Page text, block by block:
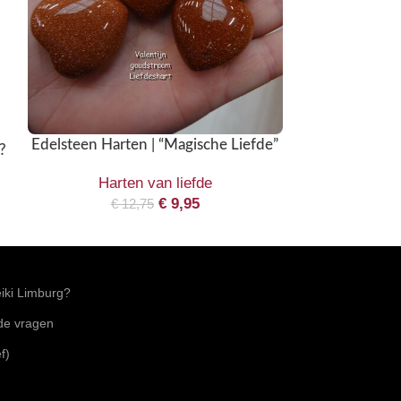
Edelsteen Harten | “Magische Liefde”
Harten van liefde
€12,75 €9,95
Limburg?
vragen